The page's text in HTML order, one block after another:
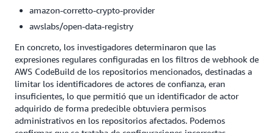
amazon-corretto-crypto-provider
awslabs/open-data-registry
En concreto, los investigadores determinaron que las
expresiones regulares configuradas en los filtros de webhook de
AWS CodeBuild de los repositorios mencionados, destinadas a
limitar los identificadores de actores de confianza, eran
insuficientes, lo que permitió que un identificador de actor
adquirido de forma predecible obtuviera permisos
administrativos en los repositorios afectados. Podemos